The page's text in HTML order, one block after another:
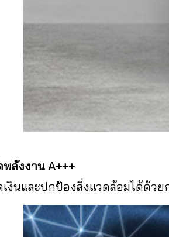
ลังงาน A+++
งินและปกป้องสิ่งแวดล้อมได้ด้ว